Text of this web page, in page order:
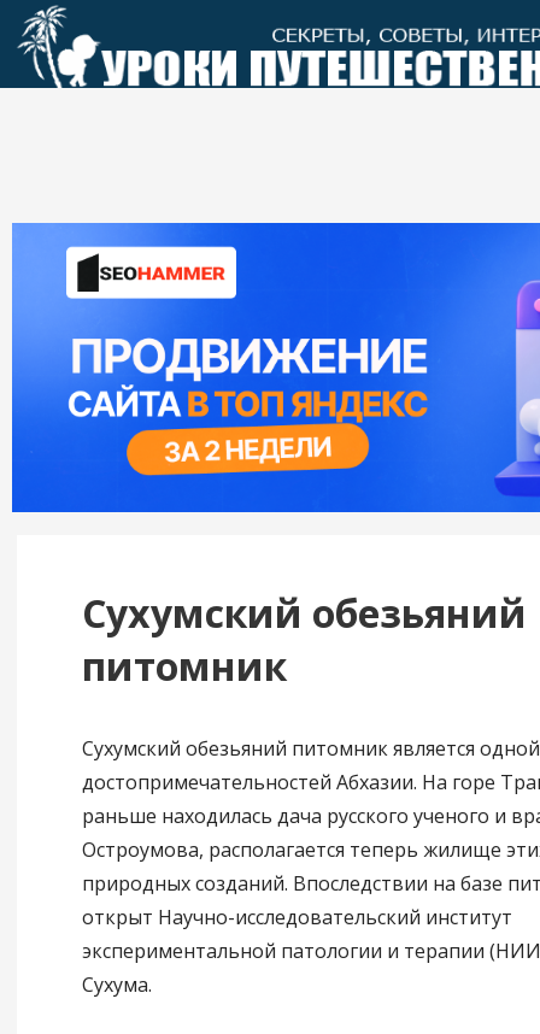
Перейти
контенту
Сухумский обезьяний
питомник
Сухумский обезьяний питомник является
достопримечательностей Абхазии. На горе
раньше находилась дача русского ученого и
Остроумова, располагается теперь жилище
природных созданий. Впоследствии на базе
открыт Научно-исследовательский институт
экспериментальной патологии и терапии
Сухума.